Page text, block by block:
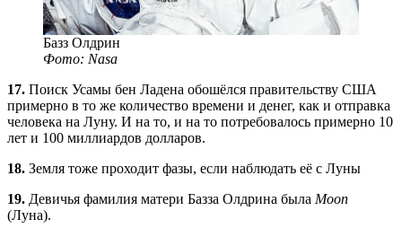
Базз Олдрин
Фото: Nasa
17. Поиск Усамы бен Ладена обошёлся правительству США
примерно в то же количество времени и денег, как и отправка
человека на Луну. И на то, и на то потребовалось примерно 10
лет и 100 миллиардов долларов.
18. Земля тоже проходит фазы, если наблюдать её с Луны
19. Девичья фамилия матери Базза Олдрина была Moon
(Луна).